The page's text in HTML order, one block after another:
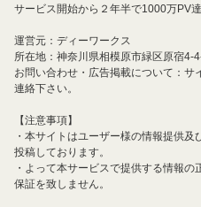
サービス開始から２年半で1000万PV達
運営元：ディーワークス
所在地：神奈川県相模原市緑区原宿4-
お問い合わせ・広告掲載について：
連絡下さい。
【注意事項】
・本サイトはユーザー様の情報提供
投稿しております。
・よって本サービスで提供する情報
保証を致しません。